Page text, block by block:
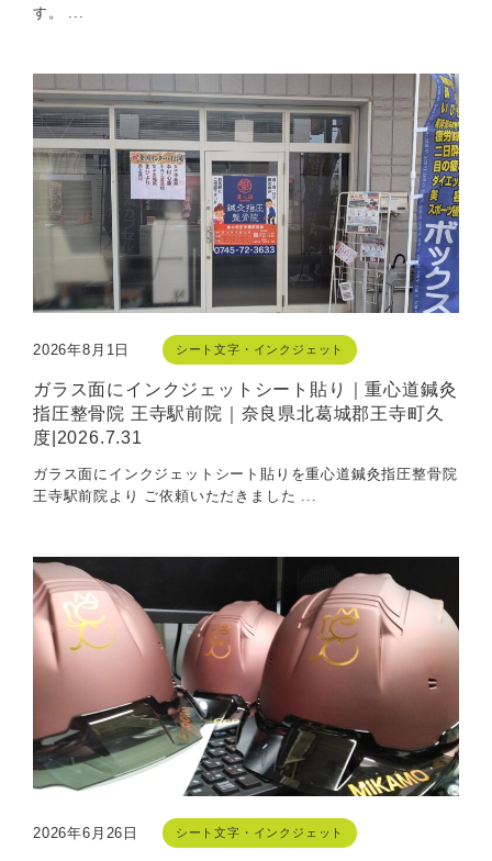
す。 ...
2026年8月1日 シート文字・インクジェット
ガラス面にインクジェットシート貼り｜重心道鍼灸
指圧整骨院 王寺駅前院｜奈良県北葛城郡王寺町久
度|2026.7.31
ガラス面にインクジェットシート貼りを重心道鍼灸指圧整骨院
王寺駅前院より ご依頼いただきました ...
2026年6月26日 シート文字・インクジェット